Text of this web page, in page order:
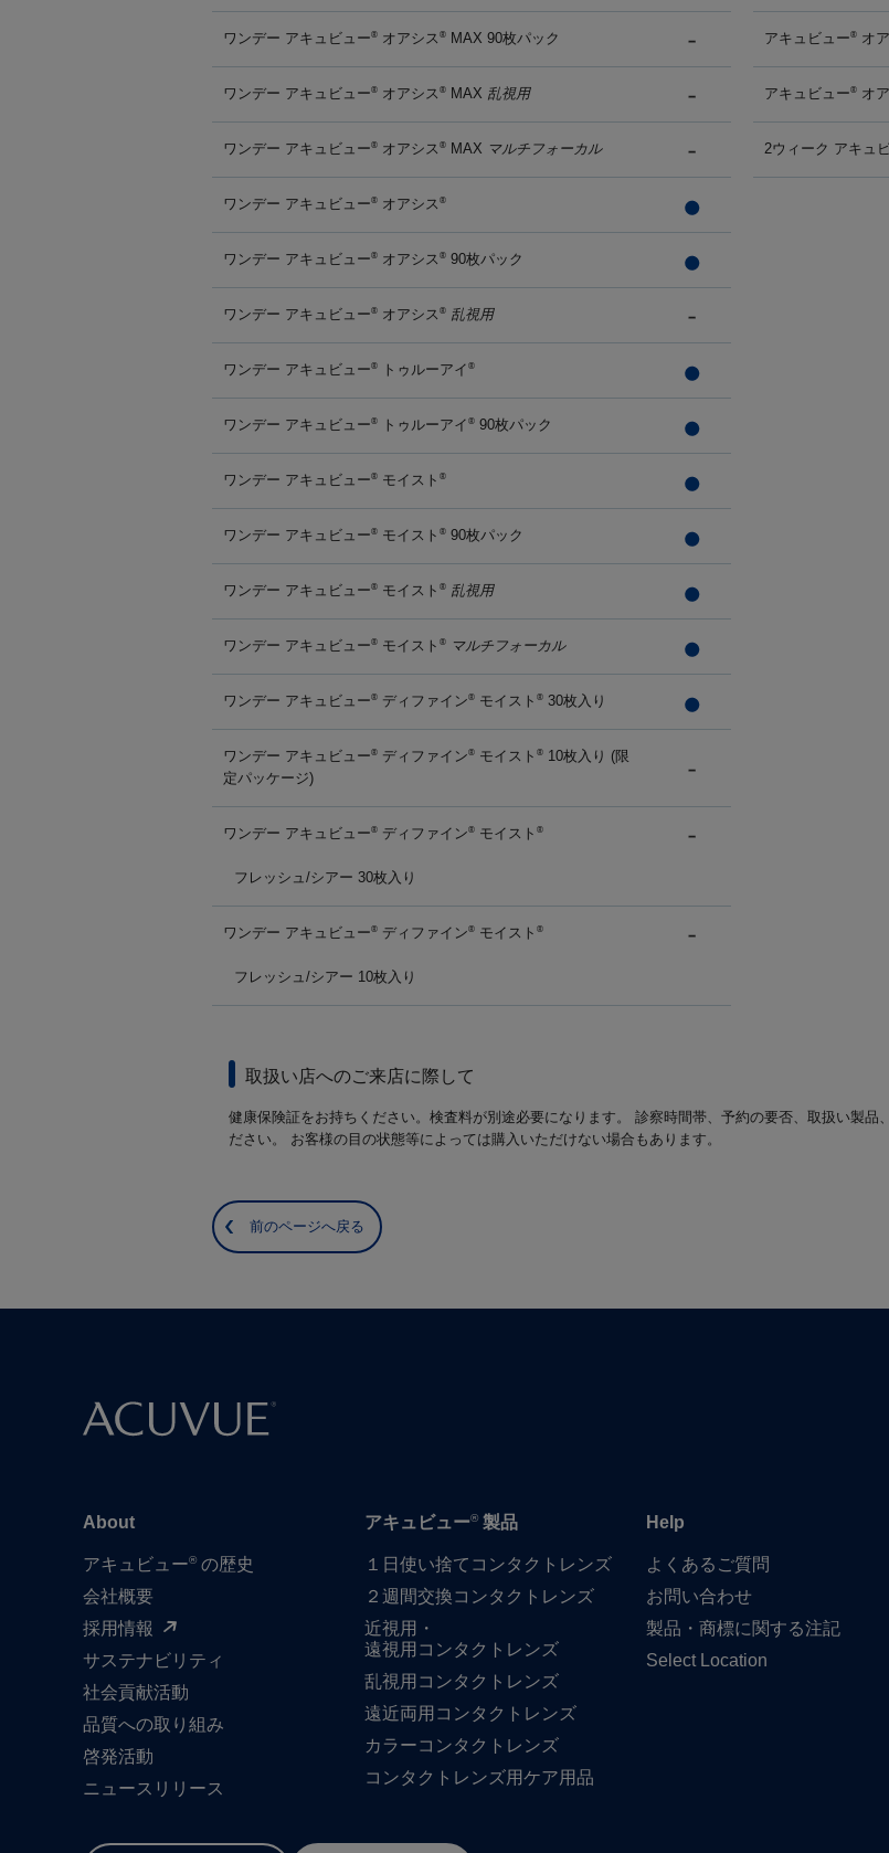
ワンデー アキュビュー® オアシス ® MAX 90枚パック
ワンデー アキュビュー® オアシス ® MAX 乱視用
ワンデー アキュビュー® オアシス ® MAX マルチフォーカル
ワンデー アキュビュー® オアシス ®
ワンデー アキュビュー® オアシス ® 90枚パック
ワンデー アキュビュー® オアシス ® 乱視用
ワンデー アキュビュー® トゥルーアイ ®
ワンデー アキュビュー® トゥルーアイ ® 90枚パック
ワンデー アキュビュー® モイスト ®
ワンデー アキュビュー® モイスト ® 90枚パック
ワンデー アキュビュー® モイスト ® 乱視用
ワンデー アキュビュー® モイスト ® マルチフォーカル
ワンデー アキュビュー® ディファイン® モイスト ® 30枚入り
ワンデー アキュビュー® ディファイン® モイスト ® 10枚入り (限
定パッケージ)
ワンデー アキュビュー® ディファイン® モイスト ®
フレッシュ/シアー 30枚入り
ワンデー アキュビュー® ディファイン® モイスト ®
フレッシュ/シアー 10枚入り
アキュビュー® オ
アキュビュー® オ
2ウィーク アキュ
取扱い店へのご来店に際して
健康保険証をお持ちください。検査料が別途必要になります。 診察時間帯、予約の要否、取扱い製品
ださい。 お客様の目の状態等によっては購入いただけない場合もあります。
前のページへ戻る
About
アキュビュー® の歴史
会社概要
採用情報
サステナビリティ
社会貢献活動
品質への​取り組み
啓発活動
ニュースリリース
アキュビュー®製品
１日​使い捨て​​コンタクトレンズ
２週間交換コンタクトレンズ
近視用・
遠視用コンタクトレンズ
乱視用コンタクトレンズ
遠近両用コンタクトレンズ
カラーコンタクトレンズ
コンタクトレンズ用ケア用品
Help
よく​ある​ご質問
お問い​合わせ
製品・商標に​関する​注記
Select Location